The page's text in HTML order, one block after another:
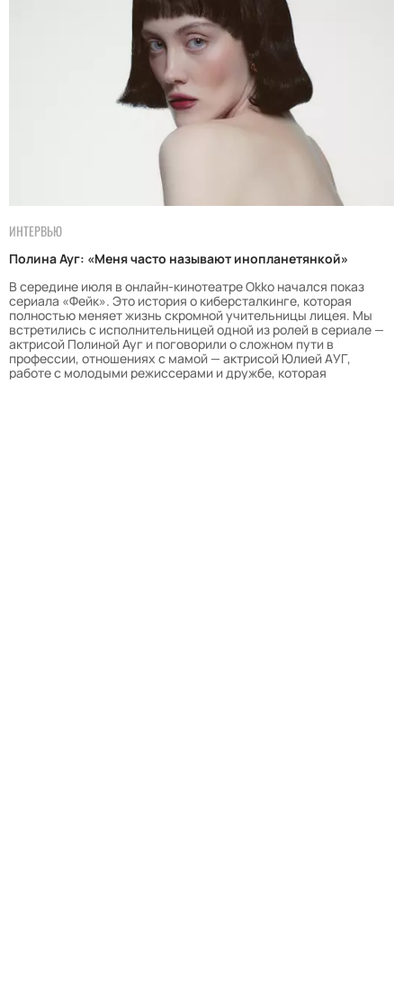
ИНТЕРВЬЮ
Полина Ауг: «Меня часто называют инопланетянкой»
В середине июля в онлайн-кинотеатре Оkko начался показ
сериала «Фейк». Это история о киберсталкинге, которая
полностью меняет жизнь скромной учительницы лицея. Мы
встретились с исполнительницей одной из ролей в сериале —
актрисой Полиной Ауг и поговорили о сложном пути в
профессии, отношениях с мамой — актрисой Юлией АУГ,
работе с молодыми режиссерами и дружбе, которая